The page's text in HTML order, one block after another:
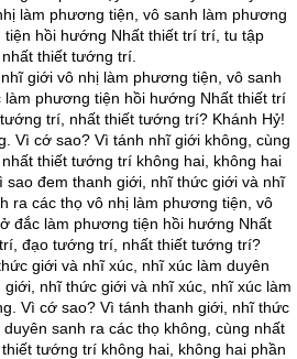
làm phương tiện, vô sanh làm phương
hồi hướng Nhất thiết trí trí, tu tập
thiết tướng trí.
giới vô nhị làm phương tiện, vô sanh
phương tiện hồi hướng Nhất thiết trí
trí, nhất thiết tướng trí? Khánh Hỷ!
Vì cớ sao? Vì tánh nhĩ giới không, cùng
thiết tướng trí không hai, không hai
sao đem thanh giới, nhĩ thức giới và nhĩ
ra các thọ vô nhị làm phương tiện, vô
đắc làm phương tiện hồi hướng Nhất
đạo tướng trí, nhất thiết tướng trí?
giới và nhĩ xúc, nhĩ xúc làm duyên
nhĩ thức giới và nhĩ xúc, nhĩ xúc làm
Vì cớ sao? Vì tánh thanh giới, nhĩ thức
sanh ra các thọ không, cùng nhất
tướng trí không hai, không hai phần